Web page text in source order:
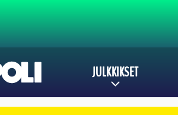
JULKKIKSET